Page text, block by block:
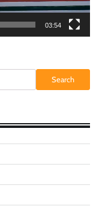
03:54
Search